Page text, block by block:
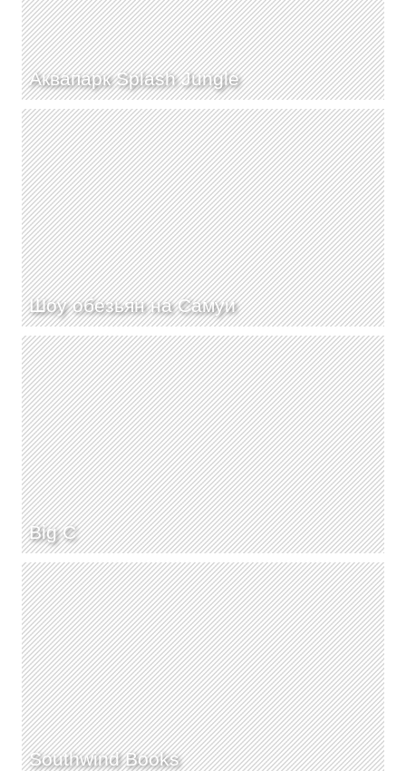
Аквапарк Splash Jungle
Шоу обезьян на Самуи
Big C
Southwind Books